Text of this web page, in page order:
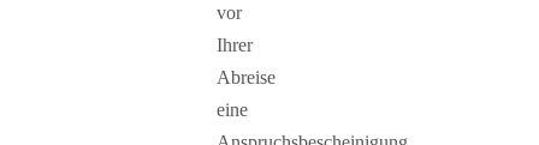
vor
Ihrer
Abreise
eine